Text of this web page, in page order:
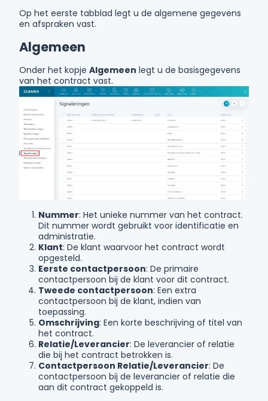
Op het eerste tabblad legt u de algemene gegevens
en afspraken vast.
Algemeen
Onder het kopje Algemeen legt u de basisgegevens
van het contract vast.
Nummer: Het unieke nummer van het contract.
Dit nummer wordt gebruikt voor identificatie en
administratie.
Klant: De klant waarvoor het contract wordt
opgesteld.
Eerste contactpersoon: De primaire
contactpersoon bij de klant voor dit contract.
Tweede contactpersoon: Een extra
contactpersoon bij de klant, indien van
toepassing.
Omschrijving: Een korte beschrijving of titel van
het contract.
Relatie/Leverancier: De leverancier of relatie
die bij het contract betrokken is.
Contactpersoon Relatie/Leverancier: De
contactpersoon bij de leverancier of relatie die
aan dit contract gekoppeld is.